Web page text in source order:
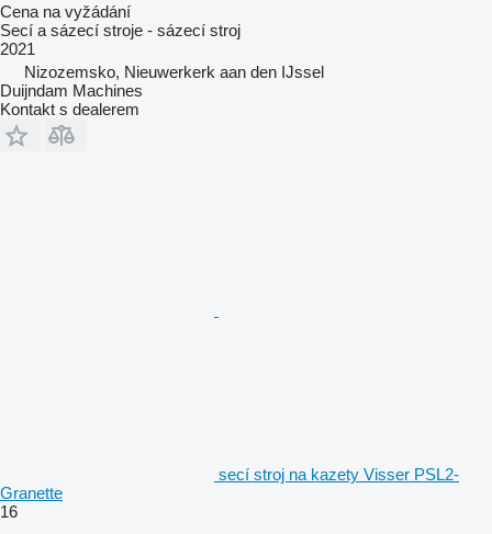
Cena na vyžádání
Secí a sázecí stroje - sázecí stroj
2021
Nizozemsko, Nieuwerkerk aan den IJssel
Duijndam Machines
Kontakt s dealerem
secí stroj na kazety Visser PSL2-
Granette
16